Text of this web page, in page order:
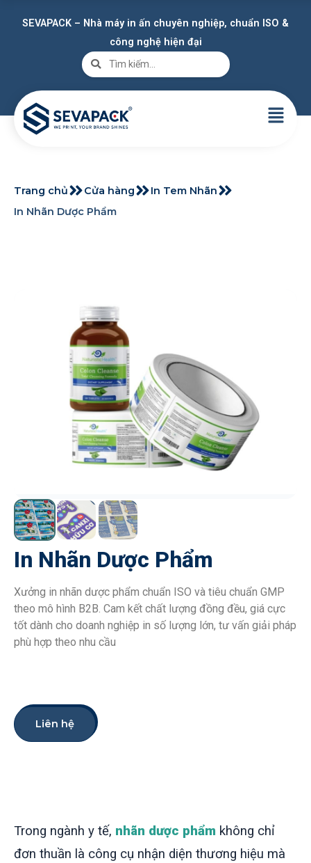
SEVAPACK – Nhà máy in ấn chuyên nghiệp, chuẩn ISO &
công nghệ hiện đại
Trang chủ Cửa hàng
In Tem Nhãn
In Nhãn Dược Phẩm
In Nhãn Dược Phẩm
Xưởng in nhãn dược phẩm chuẩn ISO và tiêu chuẩn GMP
theo mô hình B2B. Cam kết chất lượng đồng đều, giá cực
tốt dành cho doanh nghiệp in số lượng lớn, tư vấn giải pháp
phù hợp theo nhu cầu
Liên hệ
Trong ngành y tế, nhãn dược phẩm không chỉ
đơn thuần là công cụ nhận diện thương hiệu mà